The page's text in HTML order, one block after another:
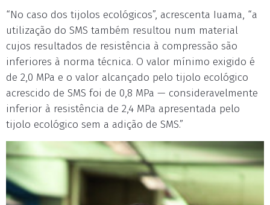
“No caso dos tijolos ecológicos”, acrescenta Iuama, “a
utilização do SMS também resultou num material
cujos resultados de resistência à compressão são
inferiores à norma técnica. O valor mínimo exigido é
de 2,0 MPa e o valor alcançado pelo tijolo ecológico
acrescido de SMS foi de 0,8 MPa — consideravelmente
inferior à resistência de 2,4 MPa apresentada pelo
tijolo ecológico sem a adição de SMS.”